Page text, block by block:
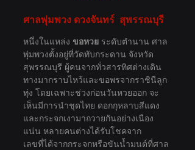
ศาลพุ่มพวง ดวงจันทร์  สุพรรณบุรี
หนึ่งในแหล่ง ขอหวย ระดับตำนาน ศาล
พุ่มพวงตั้งอยู่ที่วัดทับกระดาน จังหวัด
สุพรรณบุรี ผู้คนจากทั่วสารทิศต่างเดิน
ทางมากราบไหว้และขอพรจากราชินีลูก
ทุ่ง โดยเฉพาะช่วงก่อนวันหวยออก จะ
เห็นมีการนำชุดไทย ดอกกุหลาบสีแดง
และกระจกเงามาถวายกันอย่างเนือง
แน่น หลายคนต่างได้รับโชคจาก
เลขที่ได้จากกระจกหรือขันน้ำมนต์ที่ศาล